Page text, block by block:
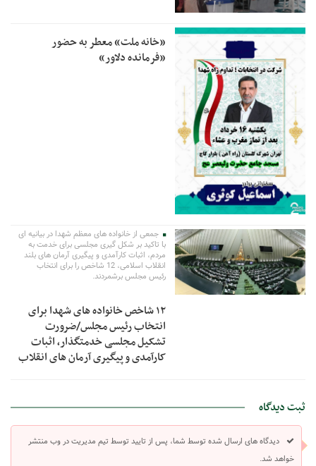
«خانه ملت» معطر به حضور
«فرمانده دلاور»
جمعی از خانواده های معظم شهدا در بیانیه ای
با تاکید بر شکل گیری مجلسی برای خدمت به
مردم، اثبات کارآمدی و پیگیری آرمان های بلند
انقلاب اسلامی، 12 شاخص را برای انتخاب
رئیس مجلس برشمردند.
۱۲ شاخص خانواده های شهدا برای
انتخاب رئیس مجلس/ضرورت
تشکیل مجلسی خدمتگذار، اثبات
کارآمدی و پیگیری آرمان های انقلاب
ثبت دیدگاه
دیدگاه های ارسال شده توسط شما، پس از تایید توسط تیم مدیریت در وب منتشر
خواهد شد.